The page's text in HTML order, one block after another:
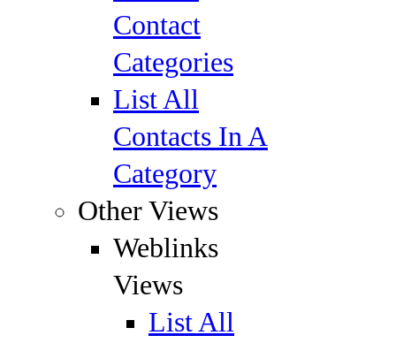
Contact
Categories
List All
Contacts In A
Category
Other Views
Weblinks
Views
List All